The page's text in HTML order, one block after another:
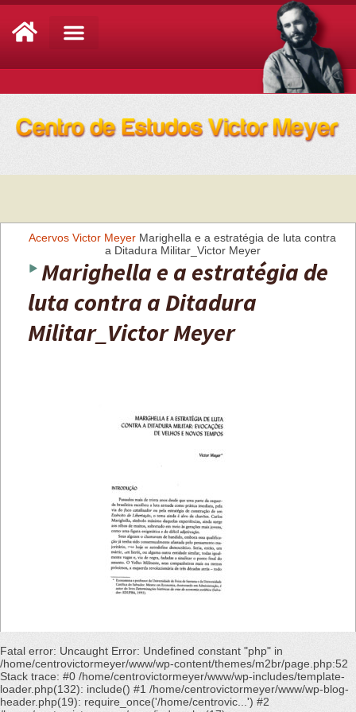
Acervos Victor Meyer Marighella e a estratégia de luta contra
a Ditadura Militar_Victor Meyer
Marighella e a estratégia de
luta contra a Ditadura
Militar_Victor Meyer
Fatal error: Uncaught Error: Undefined constant "php" in
/home/centrovictormeyer/www/wp-content/themes/m2br/page.php:52
Stack trace: #0 /home/centrovictormeyer/www/wp-includes/template-
loader.php(132): include() #1 /home/centrovictormeyer/www/wp-blog-
header.php(19): require_once('/home/centrovic...') #2